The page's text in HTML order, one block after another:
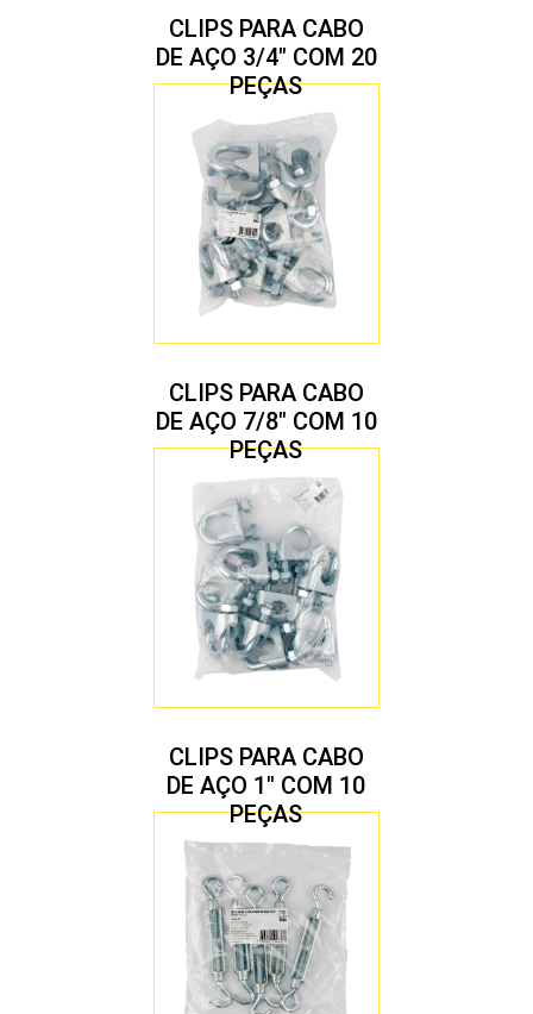
CLIPS PARA CABO
DE AÇO 3/4″ COM 20
PEÇAS
CLIPS PARA CABO
DE AÇO 7/8″ COM 10
PEÇAS
CLIPS PARA CABO
DE AÇO 1″ COM 10
PEÇAS